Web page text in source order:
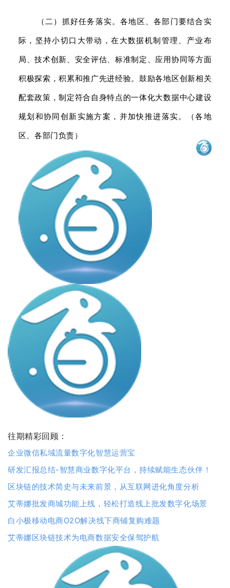
（二）抓好任务落实。各地区、各部门要结合实
际，坚持小切口大带动，在大数据机制管理、产业布
局、技术创新、安全评估、标准制定、应用协同等方面
积极探索，积累和推广先进经验。鼓励各地区创新相关
配套政策，制定符合自身特点的一体化大数据中心建设
规划和协同创新实施方案，并加快推进落实。（各地
区、各部门负责）
往期精彩回顾：
企业微信私域流量数字化智慧运营宝
研发汇报总结-智慧商业数字化平台，持续赋能生态伙伴！
区块链的技术简史与未来前景，从互联网进化角度分析
艾蒂娜批发商城功能上线，轻松打造线上批发数字化场景
白小极移动电商O2O解决线下商铺复购难题
艾蒂娜区块链技术为电商数据安全保驾护航